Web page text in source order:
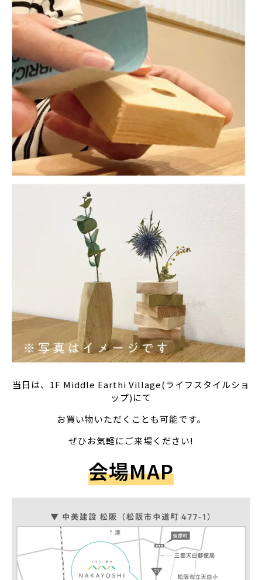
当日は、1F Middle Earthi Village(ライフスタイルショ
ップ)にて
お買い物いただくことも可能です。
ぜひお気軽にご来場ください!
会場MAP